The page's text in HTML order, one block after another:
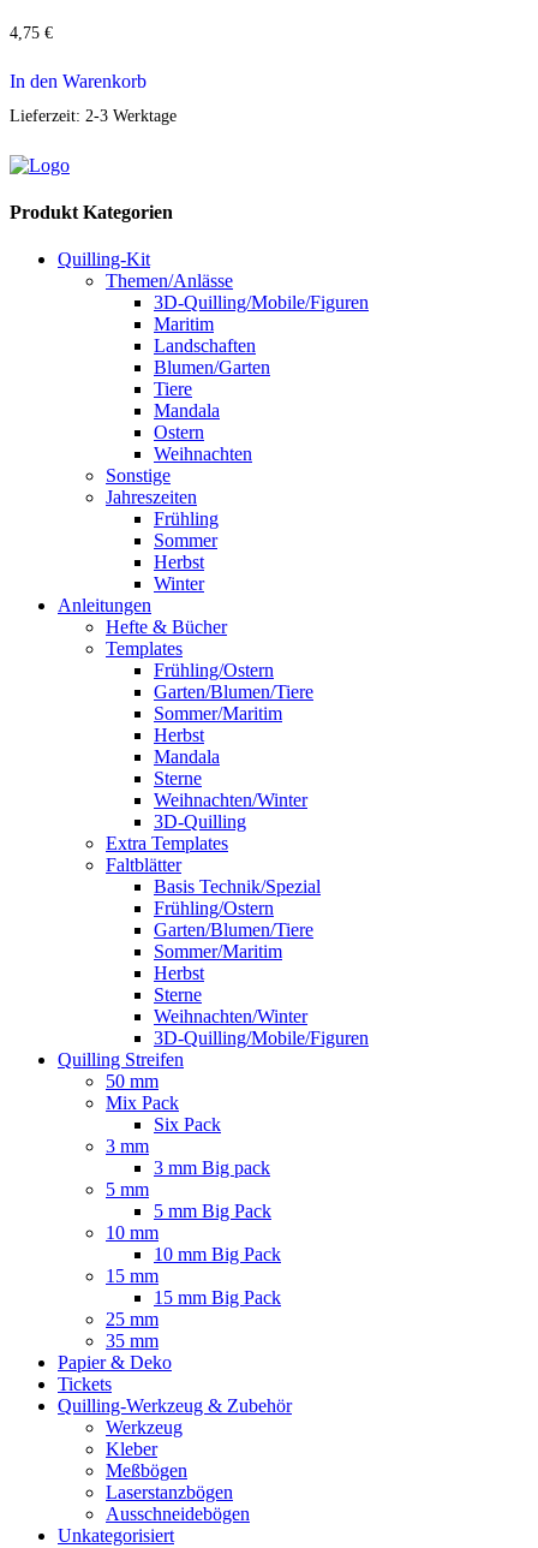
4,75 €
In den Warenkorb
Lieferzeit: 2-3 Werktage
Produkt Kategorien
Quilling-Kit
Themen/Anlässe
3D-Quilling/Mobile/Figuren
Maritim
Landschaften
Blumen/Garten
Tiere
Mandala
Ostern
Weihnachten
Sonstige
Jahreszeiten
Frühling
Sommer
Herbst
Winter
Anleitungen
Hefte & Bücher
Templates
Frühling/Ostern
Garten/Blumen/Tiere
Sommer/Maritim
Herbst
Mandala
Sterne
Weihnachten/Winter
3D-Quilling
Extra Templates
Faltblätter
Basis Technik/Spezial
Frühling/Ostern
Garten/Blumen/Tiere
Sommer/Maritim
Herbst
Sterne
Weihnachten/Winter
3D-Quilling/Mobile/Figuren
Quilling Streifen
50 mm
Mix Pack
Six Pack
3 mm
3 mm Big pack
5 mm
5 mm Big Pack
10 mm
10 mm Big Pack
15 mm
15 mm Big Pack
25 mm
35 mm
Papier & Deko
Tickets
Quilling-Werkzeug & Zubehör
Werkzeug
Kleber
Meßbögen
Laserstanzbögen
Ausschneidebögen
Unkategorisiert